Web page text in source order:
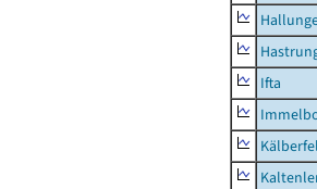
Ifta